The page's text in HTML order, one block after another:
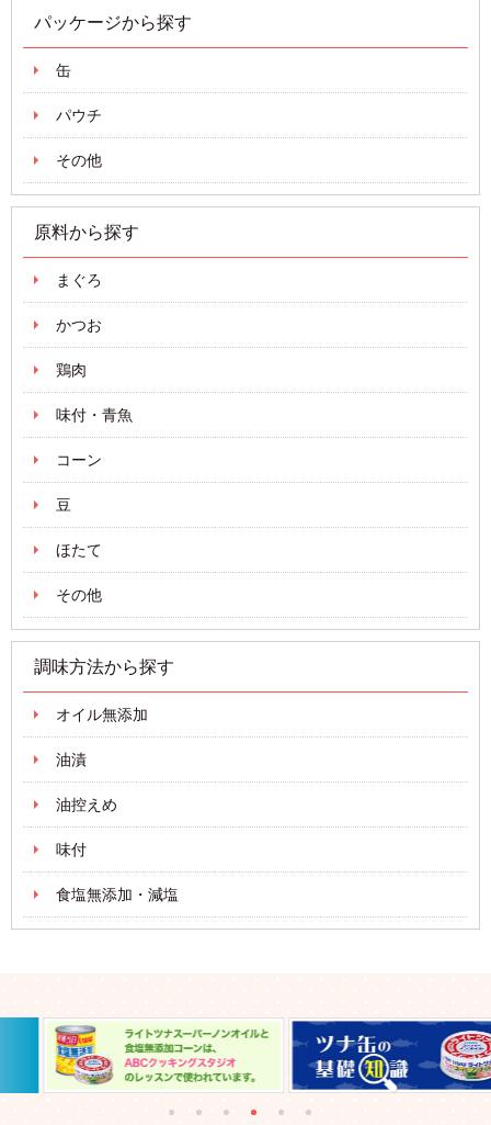
パッケージから探す
缶
パウチ
その他
原料から探す
まぐろ
かつお
鶏肉
味付・青魚
コーン
豆
ほたて
その他
調味方法から探す
オイル無添加
油漬
油控えめ
味付
食塩無添加・減塩